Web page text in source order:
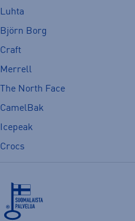
Luhta
Björn Borg
Craft
Merrell
The North Face
CamelBak
Icepeak
Crocs